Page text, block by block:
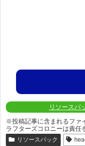
リソースパ
※投稿記事に含まれるファ
ラフターズコロニーは責任
リソースパック